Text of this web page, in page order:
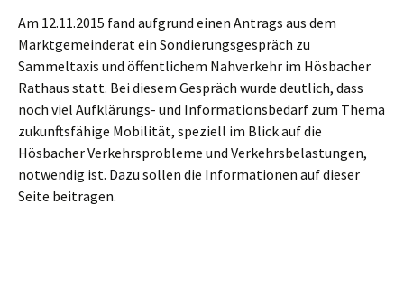
Am 12.11.2015 fand aufgrund einen Antrags aus dem
Marktgemeinderat ein Sondierungsgespräch zu
Sammeltaxis und öffentlichem Nahverkehr im Hösbacher
Rathaus statt. Bei diesem Gespräch wurde deutlich, dass
noch viel Aufklärungs- und Informationsbedarf zum Thema
zukunftsfähige Mobilität, speziell im Blick auf die
Hösbacher Verkehrsprobleme und Verkehrsbelastungen,
notwendig ist. Dazu sollen die Informationen auf dieser
Seite beitragen.